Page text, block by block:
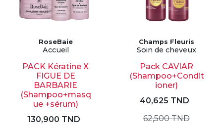
RoseBaie
Accueil
PACK Kératine X
FIGUE DE
BARBARIE
(Shampoo+masq
ue +sérum)
130,900 TND
Champs Fleuris
Soin de cheveux
Pack CAVIAR
(Shampoo+Condit
ioner)
40,625 TND
62,500 TND